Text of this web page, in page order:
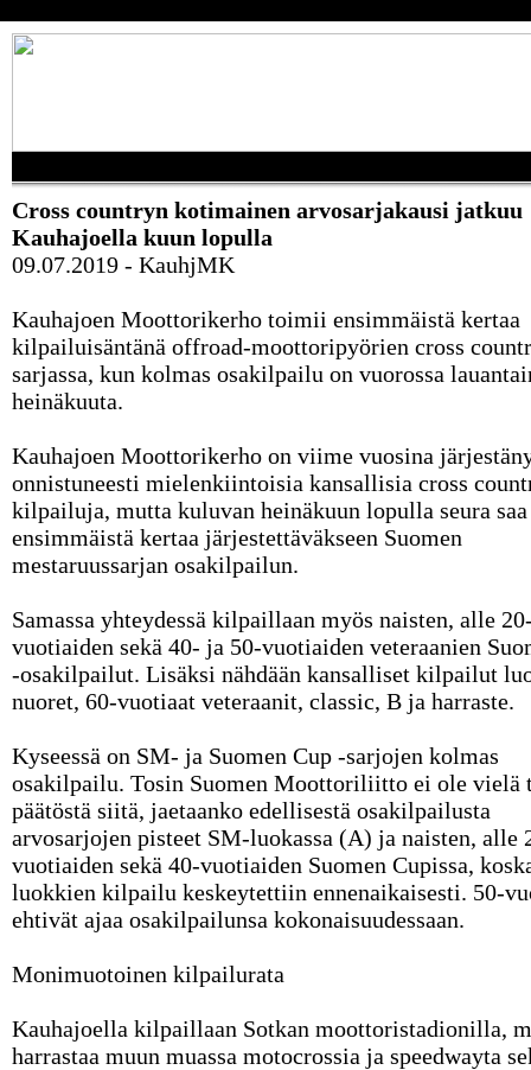
Cross countryn kotimainen arvosarjakausi jatkuu
Kauhajoella kuun lopulla
09.07.2019 - KauhjMK
Kauhajoen Moottorikerho toimii ensimmäistä kertaa
kilpailuisäntänä offroad-moottoripyörien cross
sarjassa, kun kolmas osakilpailu on vuorossa
heinäkuuta.
Kauhajoen Moottorikerho on viime vuosina
onnistuneesti mielenkiintoisia kansallisia cross
kilpailuja, mutta kuluvan heinäkuun lopulla seura saa
ensimmäistä kertaa järjestettäväkseen Suomen
mestaruussarjan osakilpailun.
Samassa yhteydessä kilpaillaan myös naisten, alle
vuotiaiden sekä 40- ja 50-vuotiaiden veteraanien
-osakilpailut. Lisäksi nähdään kansalliset kilpailut
nuoret, 60-vuotiaat veteraanit, classic, B ja harraste.
Kyseessä on SM- ja Suomen Cup -sarjojen kolmas
osakilpailu. Tosin Suomen Moottoriliitto ei ole vielä
päätöstä siitä, jaetaanko edellisestä osakilpailusta
arvosarjojen pisteet SM-luokassa (A) ja naisten, alle
vuotiaiden sekä 40-vuotiaiden Suomen Cupissa,
luokkien kilpailu keskeytettiin ennenaikaisesti. 50-
ehtivät ajaa osakilpailunsa kokonaisuudessaan.
Monimuotoinen kilpailurata
Kauhajoella kilpaillaan Sotkan moottoristadionilla,
harrastaa muun muassa motocrossia ja speedwayta